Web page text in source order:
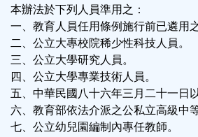
本辦法於下列人員準用之：
一、教育人員任用條例施行前已遴用
二、公立大專校院稀少性科技人員。
三、公立大學研究人員。
四、公立大學專業技術人員。
五、中華民國八十六年三月二十一日
六、教育部依法介派之公私立高級中
七、公立幼兒園編制內專任教師。